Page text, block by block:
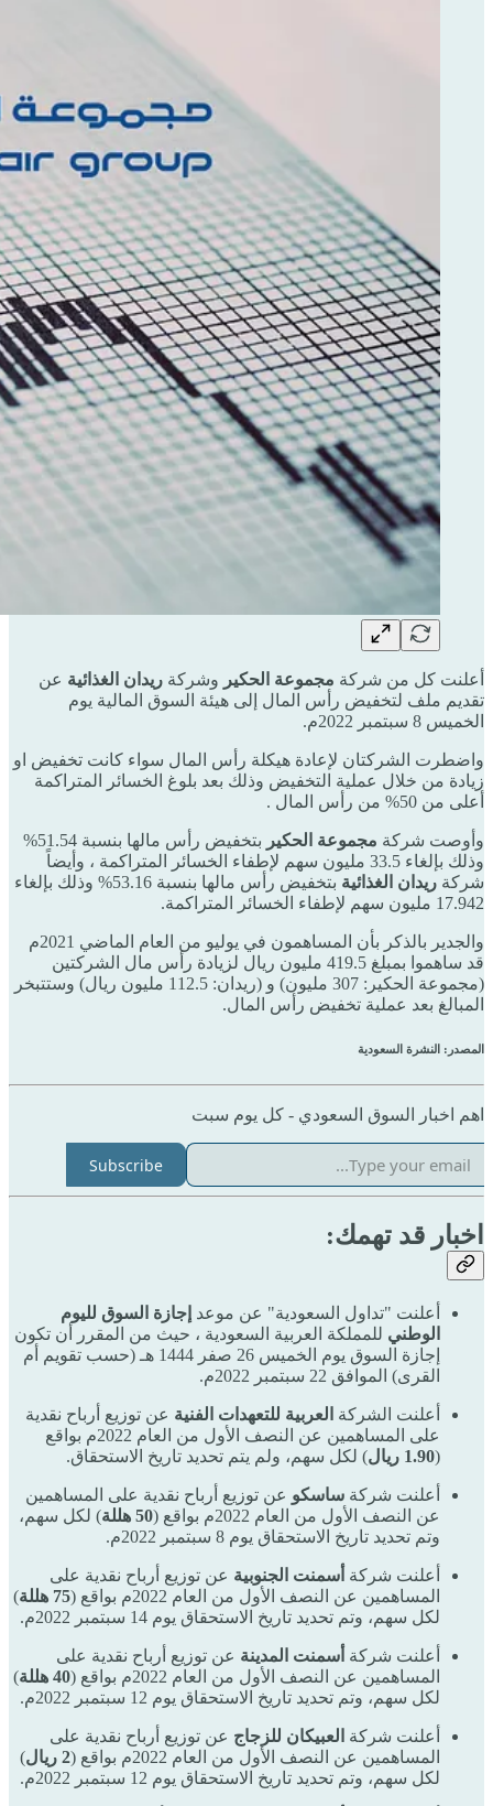
أعلنت كل من شركة مجموعة الحكير وشركة ريدان الغذائية عن
تقديم ملف لتخفيض رأس المال إلى هيئة السوق المالية يوم
الخميس 8 سبتمبر 2022م.
واضطرت الشركتان لإعادة هيكلة رأس المال سواء كانت تخفيض او
زيادة من خلال عملية التخفيض وذلك بعد بلوغ الخسائر المتراكمة
أعلى من 50% من رأس المال .
وأوصت شركة مجموعة الحكير
بتخفيض رأس مالها بنسبة 51.54%
وذلك بإلغاء 33.5 مليون سهم لإطفاء الخسائر المتراكمة ، وأيضاً
شركة ريدان الغذائية
بتخفيض رأس مالها بنسبة 53.16% وذلك بإلغاء
17.942 مليون سهم لإطفاء الخسائر المتراكمة.
والجدير بالذكر بأن المساهمون في يوليو من العام الماضي 2021م
قد ساهموا بمبلغ 419.5 مليون ريال لزيادة رأس مال الشركتين
(مجموعة الحكير: 307 مليون) و (ريدان: 112.5 مليون ريال) وستتبخر
المبالغ بعد عملية تخفيض رأس المال.
المصدر: النشرة السعودية
اهم اخبار السوق السعودي - كل يوم سبت
Subscribe
اخبار قد تهمك:
أعلنت "تداول السعودية" عن موعد إجازة السوق لليوم
الوطني للمملكة العربية السعودية ، حيث من المقرر أن تكون
إجازة السوق يوم الخميس 26 صفر 1444 هـ (حسب تقويم أم
القرى) الموافق 22 سبتمبر 2022م.
أعلنت الشركة العربية للتعهدات الفنية عن توزيع أرباح نقدية
على المساهمين عن النصف الأول من العام 2022م بواقع
(1.90 ريال ) لكل سهم، ولم يتم تحديد تاريخ الاستحقاق.
أعلنت شركة ساسكو عن توزيع أرباح نقدية على المساهمين
عن النصف الأول من العام 2022م بواقع (
50 هللة
) لكل سهم،
وتم تحديد تاريخ الاستحقاق يوم 8 سبتمبر 2022م.
أعلنت شركة أسمنت الجنوبية عن توزيع أرباح نقدية على
المساهمين عن النصف الأول من العام 2022م بواقع (
75 هللة
)
لكل سهم، وتم تحديد تاريخ الاستحقاق يوم 14 سبتمبر 2022م.
أعلنت شركة أسمنت المدينة عن توزيع أرباح نقدية على
المساهمين عن النصف الأول من العام 2022م بواقع (
40 هللة
)
لكل سهم، وتم تحديد تاريخ الاستحقاق يوم 12 سبتمبر 2022م.
أعلنت شركة العبيكان للزجاج عن توزيع أرباح نقدية على
المساهمين عن النصف الأول من العام 2022م بواقع (
2 ريال
)
لكل سهم، وتم تحديد تاريخ الاستحقاق يوم 12 سبتمبر 2022م.